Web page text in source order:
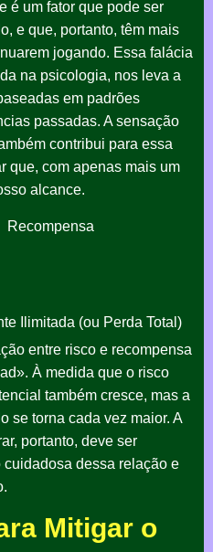
é um fator que pode ser
e que, portanto, têm mais
jogando. Essa falácia
na psicologia, nos leva a
em padrões
passadas. A sensação
contribui para essa
que, com apenas mais um
alcance.
Recompensa
Ilimitada (ou Perda Total)
entre risco e recompensa
À medida que o risco
também cresce, mas a
se torna cada vez maior. A
portanto, deve ser
dessa relação e
Mitigar o